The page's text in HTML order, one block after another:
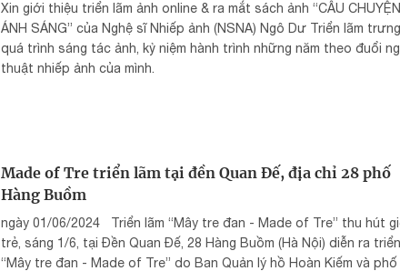
Xin giới thiệu triển lãm ảnh online & ra mắt sách ảnh “CÂU CHUYỆN
ÁNH SÁNG” của Nghệ sĩ Nhiếp ảnh (NSNA) Ngô Dư Triển lãm
quá trình sáng tác ảnh, kỷ niệm hành trình những năm theo đuổi
thuật nhiếp ảnh của mình.
Made of Tre triển lãm tại đền Quan Đế, địa chỉ 28 phố
Hàng Buồm
ngày 01/06/2024 Triển lãm “Mây tre đan - Made of Tre” thu hút
trẻ, sáng 1/6, tại Đền Quan Đế, 28 Hàng Buồm (Hà Nội) diễn ra
“Mây tre đan - Made of Tre” do Ban Quản lý hồ Hoàn Kiếm và